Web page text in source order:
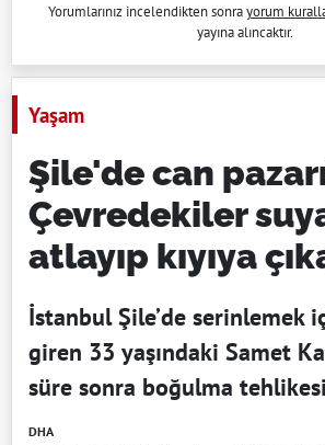
Yorumlarınız incelendikten sonrayorum
yayına alıncaktır.
Yaşam
Şile'de can
Çevredekiler
atlayıp kıyıya
İstanbul Şile’de serinlemek
giren 33 yaşındaki Samet
süre sonra boğulma
DHA